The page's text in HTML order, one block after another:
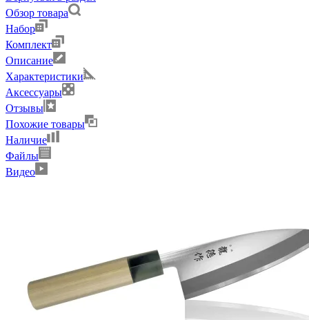
Обзор товара
Набор
Комплект
Описание
Характеристики
Аксессуары
Отзывы
Похожие товары
Наличие
Файлы
Видео